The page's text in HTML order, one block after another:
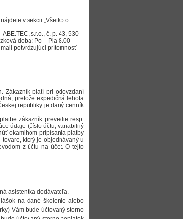
v sekcii „Všetko o
s.r.o., č. p. 43, 530
doba: Po – Pia 8.00 –
potvrdzujúci prítomnosť
Zákazník platí pri odovzdaní
pretože expedičná lehota
republiky je daný cenník
zákazník prevedie resp.
údaje (číslo účtu, variabilný
okamihom pripísania platby
ktorý je objednávaný u
z účtu na účet. O tejto
asistentka dodávateľa.
na dané školenie alebo
Vám bude účtovaný storno